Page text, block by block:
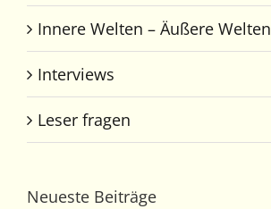
Innere Welten – Äußere Welten
Interviews
Leser fragen
Neueste Beiträge